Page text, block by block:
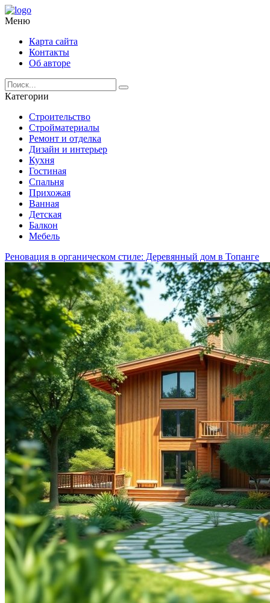
Меню
Карта сайта
Контакты
Об авторе
Категории
Строительство
Стройматериалы
Ремонт и отделка
Дизайн и интерьер
Кухня
Гостиная
Спальня
Прихожая
Ванная
Детская
Балкон
Мебель
Реновация в органическом стиле: Деревянный дом в Топанге